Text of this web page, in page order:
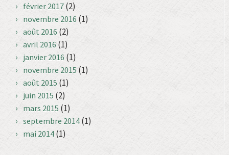
février 2017 (2)
novembre 2016 (1)
août 2016 (2)
avril 2016 (1)
janvier 2016 (1)
novembre 2015 (1)
août 2015 (1)
juin 2015 (2)
mars 2015 (1)
septembre 2014 (1)
mai 2014 (1)